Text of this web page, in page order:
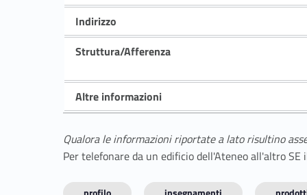
Indirizzo
Struttura/Afferenza
Altre informazioni
Qualora le informazioni riportate a lato risultino
Per telefonare da un edificio dell'Ateneo all'altro